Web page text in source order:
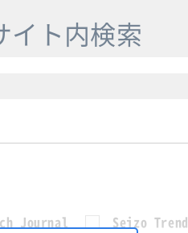
イト内検索
Journal Seizo Trend